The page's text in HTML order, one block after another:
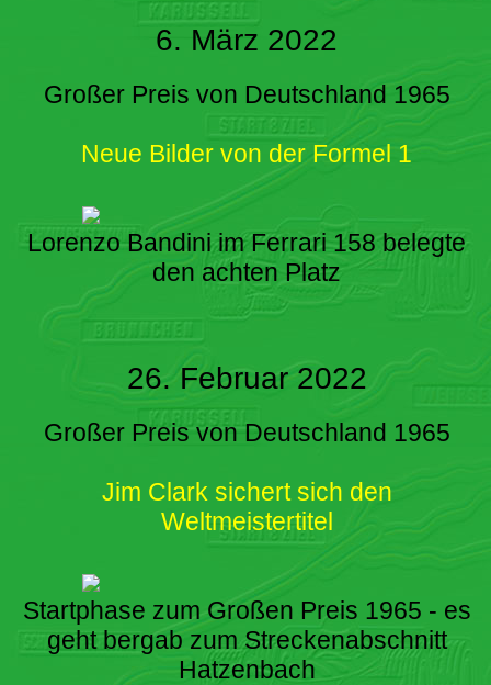
6. März 2022
Großer Preis von Deutschland 1965
Neue Bilder von der Formel 1
Lorenzo Bandini im Ferrari 158 belegte
den achten Platz
26. Februar 2022
Großer Preis von Deutschland 1965
Jim Clark sichert sich den
Weltmeistertitel
Startphase zum Großen Preis 1965 - es
geht bergab zum Streckenabschnitt
Hatzenbach